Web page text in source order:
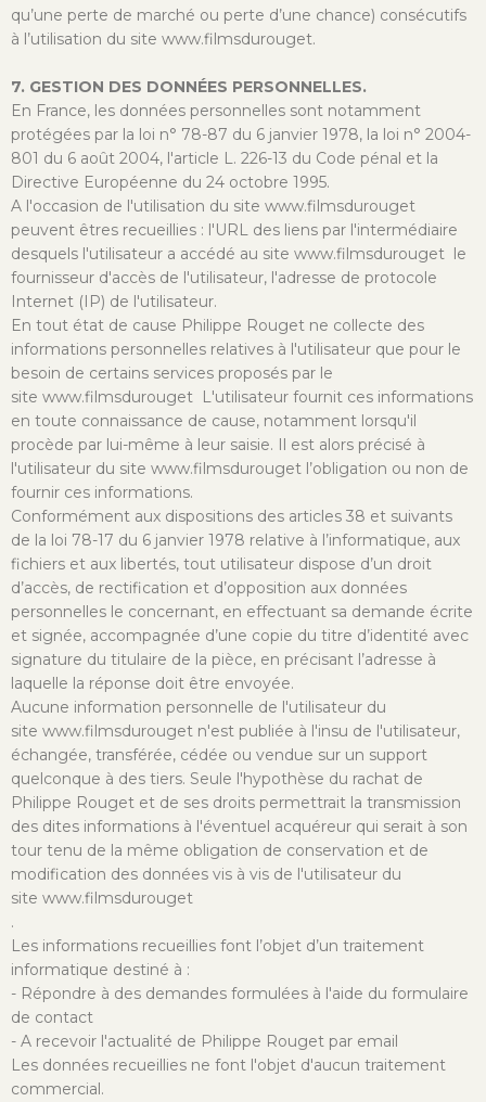
qu’une perte de marché ou perte d’une chance) consécutifs
à l’utilisation du site www.filmsdurouget.
7. GESTION DES DONNÉES PERSONNELLES.
En France, les données personnelles sont notamment
protégées par la loi n° 78-87 du 6 janvier 1978, la loi n° 2004-
801 du 6 août 2004, l'article L. 226-13 du Code pénal et la
Directive Européenne du 24 octobre 1995.
A l'occasion de l'utilisation du site www.filmsdurouget
peuvent êtres recueillies : l'URL des liens par l'intermédiaire
desquels l'utilisateur a accédé au site www.filmsdurouget le
fournisseur d'accès de l'utilisateur, l'adresse de protocole
Internet (IP) de l'utilisateur.
En tout état de cause Philippe Rouget ne collecte des
informations personnelles relatives à l'utilisateur que pour le
besoin de certains services proposés par le
site www.filmsdurouget L'utilisateur fournit ces informations
en toute connaissance de cause, notamment lorsqu'il
procède par lui-même à leur saisie. Il est alors précisé à
l'utilisateur du site www.filmsdurouget l’obligation ou non de
fournir ces informations.
Conformément aux dispositions des articles 38 et suivants
de la loi 78-17 du 6 janvier 1978 relative à l’informatique, aux
fichiers et aux libertés, tout utilisateur dispose d’un droit
d’accès, de rectification et d’opposition aux données
personnelles le concernant, en effectuant sa demande écrite
et signée, accompagnée d’une copie du titre d’identité avec
signature du titulaire de la pièce, en précisant l’adresse à
laquelle la réponse doit être envoyée.
Aucune information personnelle de l'utilisateur du
site www.filmsdurouget n'est publiée à l'insu de l'utilisateur,
échangée, transférée, cédée ou vendue sur un support
quelconque à des tiers. Seule l'hypothèse du rachat de
Philippe Rouget et de ses droits permettrait la transmission
des dites informations à l'éventuel acquéreur qui serait à son
tour tenu de la même obligation de conservation et de
modification des données vis à vis de l'utilisateur du
site www.filmsdurouget
.
Les informations recueillies font l’objet d’un traitement
informatique destiné à :
- Répondre à des demandes formulées à l'aide du formulaire
de contact
- A recevoir l'actualité de Philippe Rouget par email
Les données recueillies ne font l'objet d'aucun traitement
commercial.